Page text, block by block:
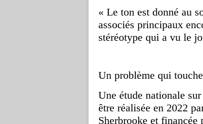
« Le ton est donné au
associés principaux
stéréotype qui a vu le
Un problème qui
Une étude nationale
être réalisée en 2022
Sherbrooke et financée